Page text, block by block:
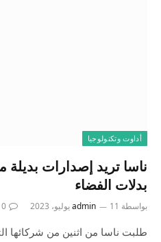
أداوت وتكنولوجيا
ناسا تريد إصدارات بديلة
بدلات الفضاء
بواسطة admin 11 يوليو، 2023 0
طلبت ناسا من اثنين من شركائها